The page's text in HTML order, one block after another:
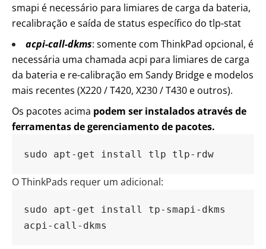
smapi é necessário para limiares de carga da bateria,
recalibração e saída de status específico do tlp-stat
acpi-call-dkms: somente com ThinkPad opcional, é
necessária uma chamada acpi para limiares de carga
da bateria e re-calibração em Sandy Bridge e modelos
mais recentes (X220 / T420, X230 / T430 e outros).
Os pacotes acima podem ser instalados através de
ferramentas de gerenciamento de pacotes.
sudo apt-get install tlp tlp-rdw
O ThinkPads requer um adicional:
sudo apt-get install tp-smapi-dkms
acpi-call-dkms